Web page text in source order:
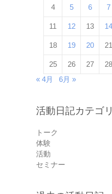
4 5 6 7
11 12 13 14
18 19 20 21
25 26 27 28
« 4月
6月 »
活動日記カテゴ
トーク
体験
活動
セミナー